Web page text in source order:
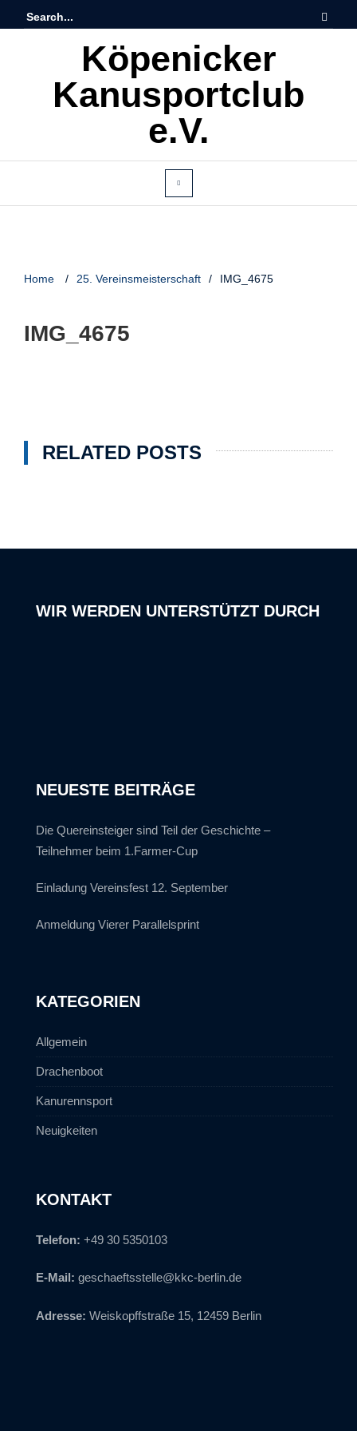
Köpenicker
Kanusportclub
e.V.
Home / 25. Vereinsmeisterschaft / IMG_4675
IMG_4675
RELATED POSTS
WIR WERDEN UNTERSTÜTZT DURCH
NEUESTE BEITRÄGE
Die Quereinsteiger sind Teil der Geschichte –
Teilnehmer beim 1.Farmer-Cup
Einladung Vereinsfest 12. September
Anmeldung Vierer Parallelsprint
KATEGORIEN
Allgemein
Drachenboot
Kanurennsport
Neuigkeiten
KONTAKT
Telefon: +49 30 5350103
E-Mail: geschaeftsstelle@kkc-berlin.de
Adresse: Weiskopffstraße 15, 12459 Berlin